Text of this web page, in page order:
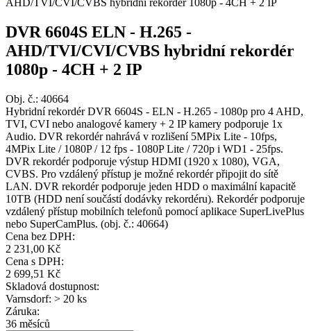
AHD/TVI/CVI/CVBS hybridní rekordér 1080p - 4CH + 2 IP
DVR 6604S ELN - H.265 -
AHD/TVI/CVI/CVBS hybridní rekordér
1080p - 4CH + 2 IP
Obj. č.: 40664
Hybridní rekordér DVR 6604S - ELN - H.265 - 1080p pro 4 AHD,
TVI, CVI nebo analogové kamery + 2 IP kamery podporuje 1x
Audio. DVR rekordér nahrává v rozlišení 5MPix Lite - 10fps,
4MPix Lite / 1080P / 12 fps - 1080P Lite / 720p i WD1 - 25fps.
DVR rekordér podporuje výstup HDMI (1920 x 1080), VGA,
CVBS. Pro vzdálený přístup je možné rekordér připojit do sítě
LAN. DVR rekordér podporuje jeden HDD o maximální kapacitě
10TB (HDD není součástí dodávky rekordéru). Rekordér podporuje
vzdálený přístup mobilních telefonů pomocí aplikace SuperLivePlus
nebo SuperCamPlus. (obj. č.: 40664)
Cena bez DPH:
2 231,00 Kč
Cena s DPH:
2 699,51 Kč
Skladová dostupnost:
Varnsdorf: > 20 ks
Záruka:
36 měsíců